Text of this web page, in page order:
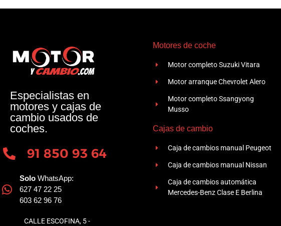
Especialistas en
motores y cajas de
cambio usados de
coches.
91 850 93 64
Solo WhatsApp:
627 47 22 25
603 62 96 76
CALLE ESCOFINA, 5 -
Motores de coche
Motor completo Suzuki Vitara
Motor arranque Chevrolet Alero
Motor completo Ssangyong
Musso
Cajas de cambio
Caja de cambios manual Peugeot
Caja de cambios manual Nissan
Caja de cambios automática
Mercedes-Benz Clase E Berlina